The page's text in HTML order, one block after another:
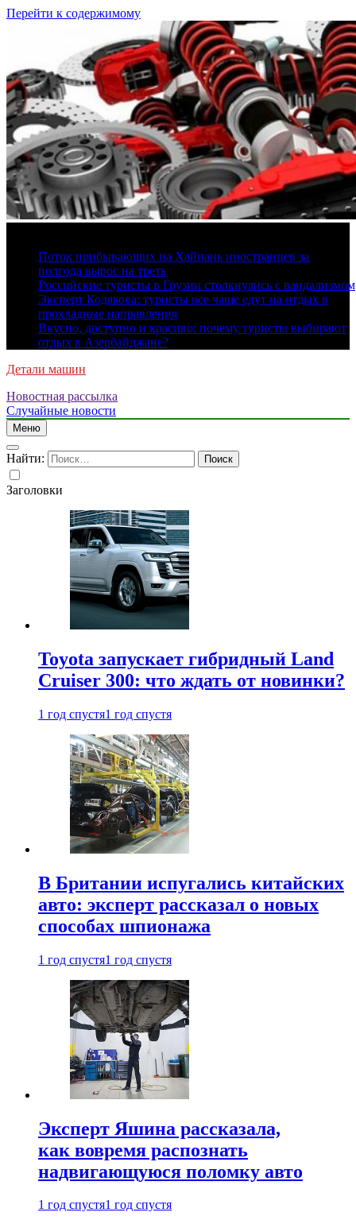
Перейти к содержимому
Поток прибывающих на Хайнань иностранцев за
полгода вырос на треть
Российские туристы в Грузии столкнулись с вандализмом
Эксперт Кодякова: туристы все чаще едут на отдых в
прохладные направления
Вкусно, доступно и красиво: почему туристы выбирают
отдых в Азербайджане?
Детали машин
Новостная рассылка
Случайные новости
Меню
Найти:
Заголовки
Toyota запускает гибридный Land
Cruiser 300: что ждать от новинки?
1 год спустя1 год спустя
В Британии испугались китайских
авто: эксперт рассказал о новых
способах шпионажа
1 год спустя1 год спустя
Эксперт Яшина рассказала,
как вовремя распознать
надвигающуюся поломку авто
1 год спустя1 год спустя